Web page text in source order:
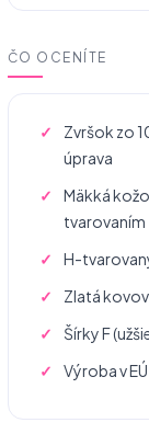
ČO OCENÍTE
Zvršok zo
úprava
Mäkká
tvarovaním
H-
Zlatá
Šírky F
Výroba v